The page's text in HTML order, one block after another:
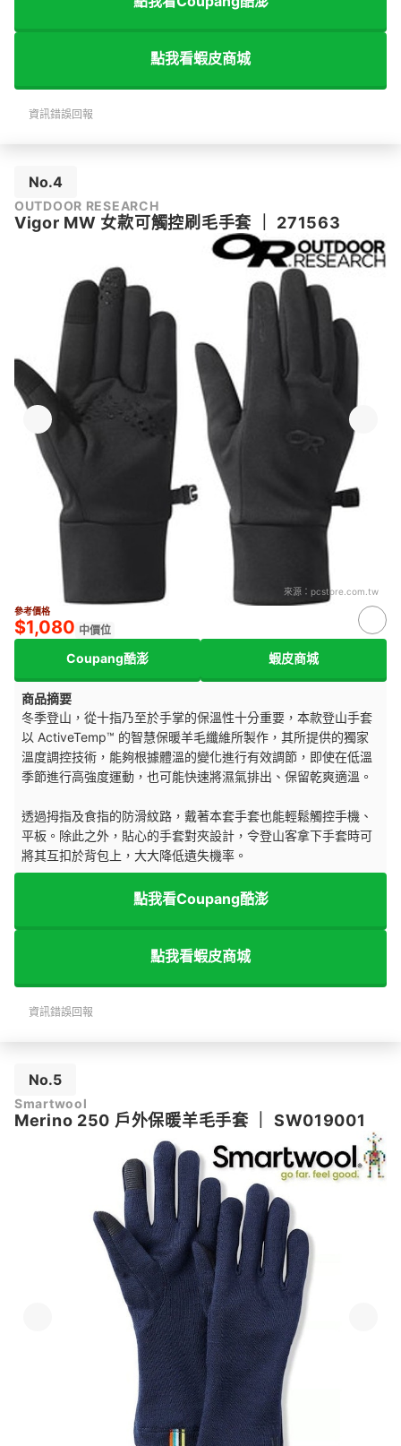
點我看蝦皮商城
資訊錯誤回報
No.4
OUTDOOR RESEARCH
Vigor MW 女款可觸控刷毛手套｜ 271563
來源： pcstore.com.tw
參考價格
$1,080 中價位
Coupang酷澎 蝦皮商城
商品摘要
冬季登山，從十指乃至於手掌的保溫性十分重要，本款登山手套
以 ActiveTemp™ 的智慧保暖羊毛纖維所製作，其所提供的獨家
溫度調控技術，能夠根據體溫的變化進行有效調節，即使在低溫
季節進行高強度運動，也可能快速將濕氣排出、保留乾爽適溫。
透過拇指及食指的防滑紋路，戴著本套手套也能輕鬆觸控手機、
平板。除此之外，貼心的手套對夾設計，令登山客拿下手套時可
將其互扣於背包上，大大降低遺失機率。
點我看Coupang酷澎
點我看蝦皮商城
資訊錯誤回報
No.5
Smartwool
Merino 250 戶外保暖羊毛手套｜ SW019001